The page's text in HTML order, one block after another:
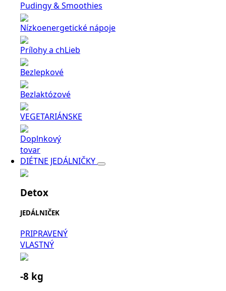
Pudingy & Smoothies
Nízkoenergetické nápoje
Prílohy a chLieb
Bezlepkové
Bezlaktózové
VEGETARIÁNSKE
Doplnkový
tovar
DIÉTNE JEDÁLNIČKY
Detox
JEDÁLNIČEK
PRIPRAVENÝ
VLASTNÝ
-8 kg